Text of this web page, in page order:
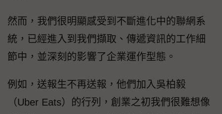
然而，我們很明顯感受到不斷進化中的聯網系
統，已經進入到我們擷取、傳遞資訊的工作細
節中，並深刻的影響了企業運作型態。
例如，送報生不再送報，他們加入吳柏毅
（Uber Eats）的行列，創業之初我們很難想像